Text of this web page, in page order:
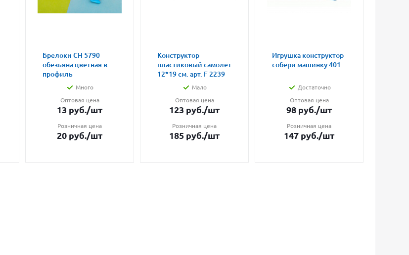
Брелоки CH 5790
обезьяна цветная в
профиль
Много
Оптовая цена
13 руб./шт
Розничная цена
20 руб./шт
Конструктор
пластиковый самолет
12*19 см. арт. F 2239
Мало
Оптовая цена
123 руб./шт
Розничная цена
185 руб./шт
Игрушка конструктор
собери машинку 401
Достаточно
Оптовая цена
98 руб./шт
Розничная цена
147 руб./шт